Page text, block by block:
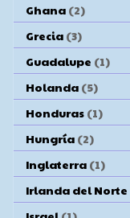
Ghana (2)
Grecia (3)
Guadalupe (1)
Holanda (5)
Honduras (1)
Hungría (2)
Inglaterra (1)
Irlanda del Norte